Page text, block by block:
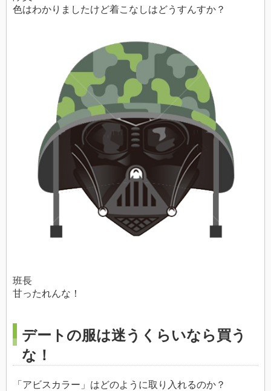
色はわかりましたけど着こなしはどうすんすか？
班長
甘ったれんな！
デートの服は迷うくらいなら買う
な！
「アビスカラー」はどのように取り入れるのか？